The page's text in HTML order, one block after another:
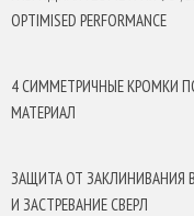
OPTIMISED PERFORMANCE
4 СИММЕТРИЧНЫЕ КРОМКИ
МАТЕРИАЛ
ЗАЩИТА ОТ ЗАКЛИНИВАНИЯ
И ЗАСТРЕВАНИЕ СВЕРЛ